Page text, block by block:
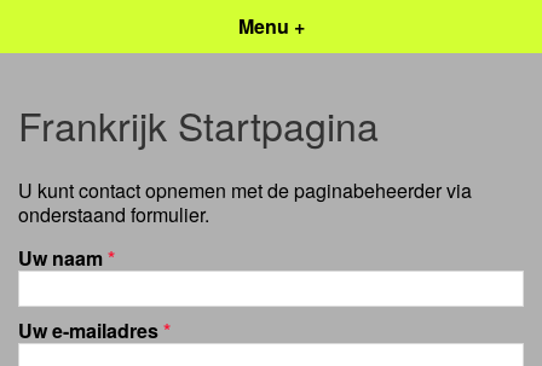
Menu +
Frankrijk Startpagina
U kunt contact opnemen met de paginabeheerder via
onderstaand formulier.
Uw naam*
Uw e-mailadres*